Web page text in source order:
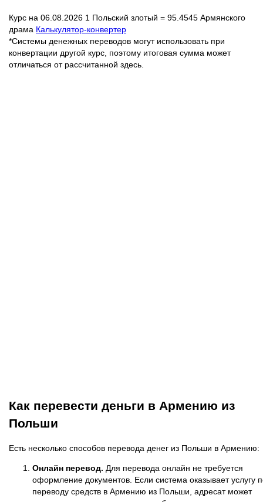
Курс на 06.08.2026 1 Польский злотый = 95.4545 Армянского
драма Калькулятор-конвертер
*Системы денежных переводов могут использовать при
конвертации другой курс, поэтому итоговая сумма может
отличаться от рассчитанной здесь.
Как перевести деньги в Армению из
Польши
Есть несколько способов перевода денег из Польши в Армению:
Онлайн перевод. Для перевода онлайн не требуется
оформление документов. Если система оказывает услугу
переводу средств в Армению из Польши, адресат может